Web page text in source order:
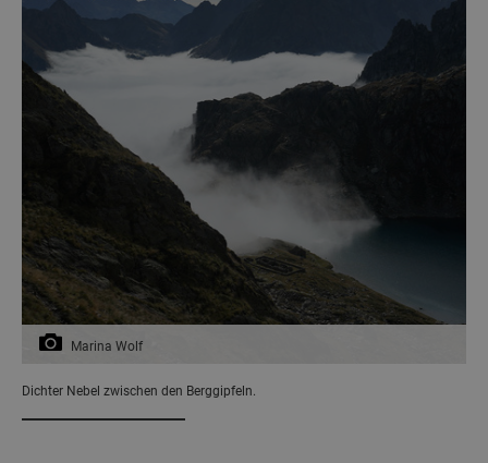
Marina Wolf
Dichter Nebel zwischen den Berggipfeln.